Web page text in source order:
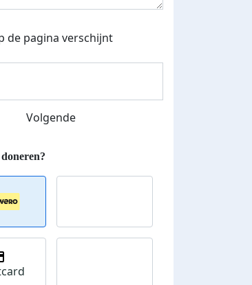
verhoogd
de pagina verschijnt
Volgende